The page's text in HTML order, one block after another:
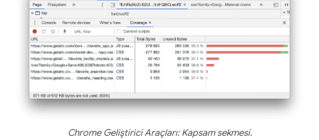
Chrome Geliştirici Araçları: Kapsam sekmesi.